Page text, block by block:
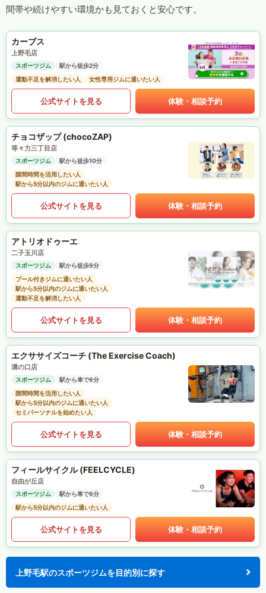
間帯や続けやすい環境かも見ておくと安心です。
カーブス
上野毛店
スポーツジム
駅から徒歩2分
運動不足を解消したい人
女性専用ジムに通いたい人
公式サイトを見る 体験・相談予約
チョコザップ (chocoZAP)
等々力三丁目店
スポーツジム
駅から徒歩10分
隙間時間を活用したい人
駅から5分以内のジムに通いたい人
公式サイトを見る 体験・相談予約
アトリオドゥーエ
二子玉川店
スポーツジム
駅から徒歩9分
プール付きジムに通いたい人
駅から5分以内のジムに通いたい人
運動不足を解消したい人
公式サイトを見る 体験・相談予約
エクササイズコーチ (The Exercise Coach)
溝の口店
スポーツジム
駅から車で6分
隙間時間を活用したい人
駅から5分以内のジムに通いたい人
セミパーソナルを始めたい人
公式サイトを見る 体験・相談予約
フィールサイクル (FEELCYCLE)
自由が丘店
スポーツジム
駅から車で6分
駅から5分以内のジムに通いたい人
公式サイトを見る 体験・相談予約
上野毛駅のスポーツジムを目的別に探す